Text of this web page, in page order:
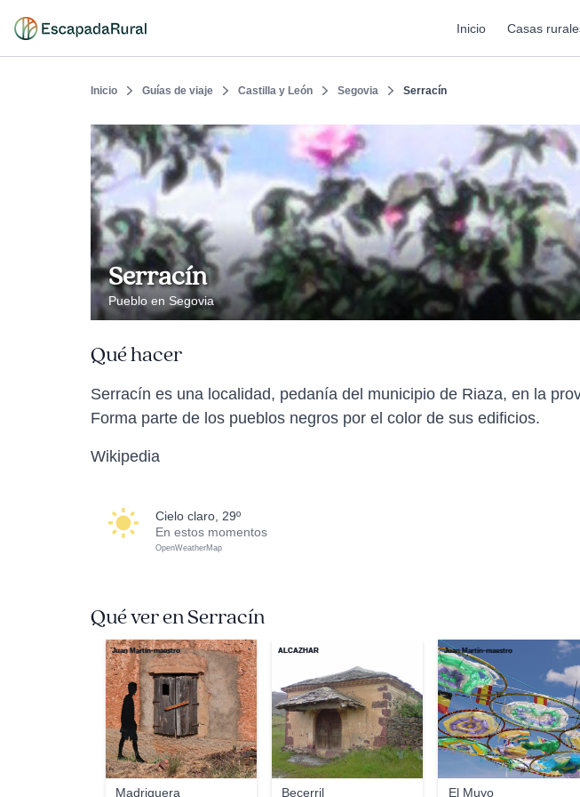
Inicio Casas
Inicio Guías de viaje Castilla y León Segovia Serracín
Serracín
Pueblo en Segovia
Qué hacer
Serracín es una localidad, pedanía del municipio de Riaza, en la
Forma parte de los pueblos negros por el color de sus edificios.
Wikipedia
cielo claro, 29º
En estos momentos
OpenWeatherMap
Qué ver en Serracín
Madriguera
Juan Martín-maestro
Becerril
ALCAZHAR
El Muyo
Juan Martín-maestro